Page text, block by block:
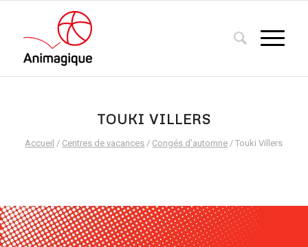
TOUKI VILLERS
Accueil / Centres de vacances / Congés d’automne / Touki Villers